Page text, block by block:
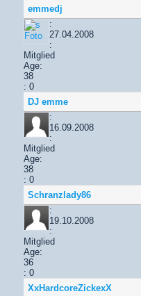
emmedj
:
27.04.2008
:
Mitglied
Age:
38
: 0
DJ emme
:
16.09.2008
:
Mitglied
Age:
38
: 0
Schranzlady86
:
19.10.2008
:
Mitglied
Age:
36
: 0
XxHardcoreZickexX